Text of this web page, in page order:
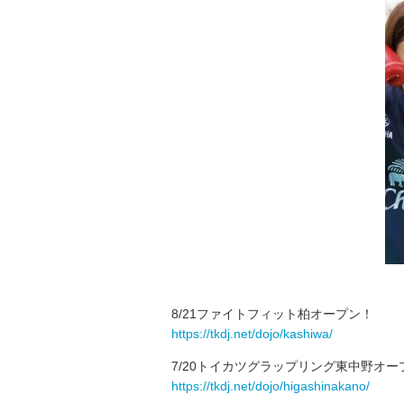
8/21ファイトフィット柏オープン！
https://tkdj.net/dojo/kashiwa/
7/20トイカツグラップリング東中野オー
https://tkdj.net/dojo/higashinakano/